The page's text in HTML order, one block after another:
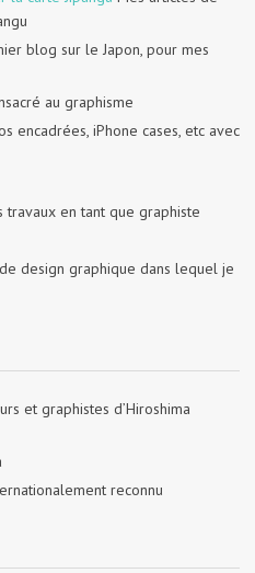
blog sur le Japon, pour mes
au graphisme
encadrées, iPhone cases, etc avec
travaux en tant que graphiste
design graphique dans lequel je
et graphistes d’Hiroshima
reconnu